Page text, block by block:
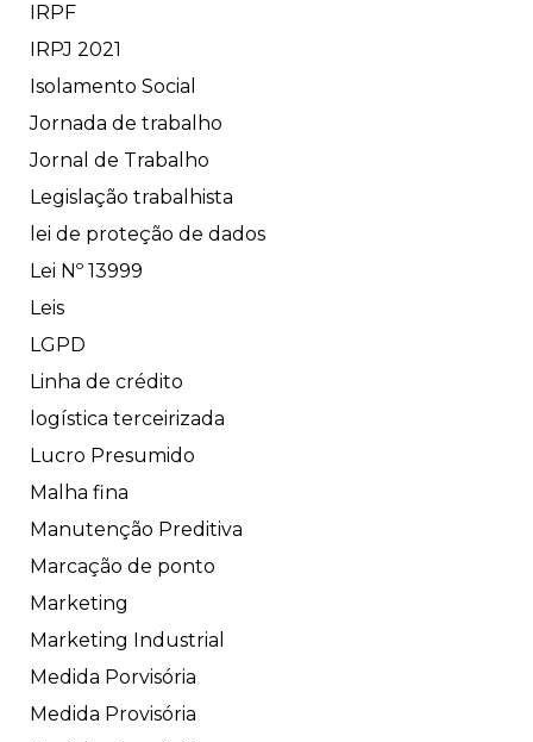
IRPF
IRPJ 2021
Isolamento Social
Jornada de trabalho
Jornal de Trabalho
Legislação trabalhista
lei de proteção de dados
Lei Nº 13999
Leis
LGPD
Linha de crédito
logística terceirizada
Lucro Presumido
Malha fina
Manutenção Preditiva
Marcação de ponto
Marketing
Marketing Industrial
Medida Porvisória
Medida Provisória